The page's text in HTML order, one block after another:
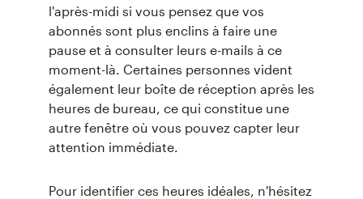
l'après-midi si vous pensez que vos
abonnés sont plus enclins à faire une
pause et à consulter leurs e-mails à ce
moment-là. Certaines personnes vident
également leur boîte de réception après les
heures de bureau, ce qui constitue une
autre fenêtre où vous pouvez capter leur
attention immédiate.
Pour identifier ces heures idéales, n'hésitez